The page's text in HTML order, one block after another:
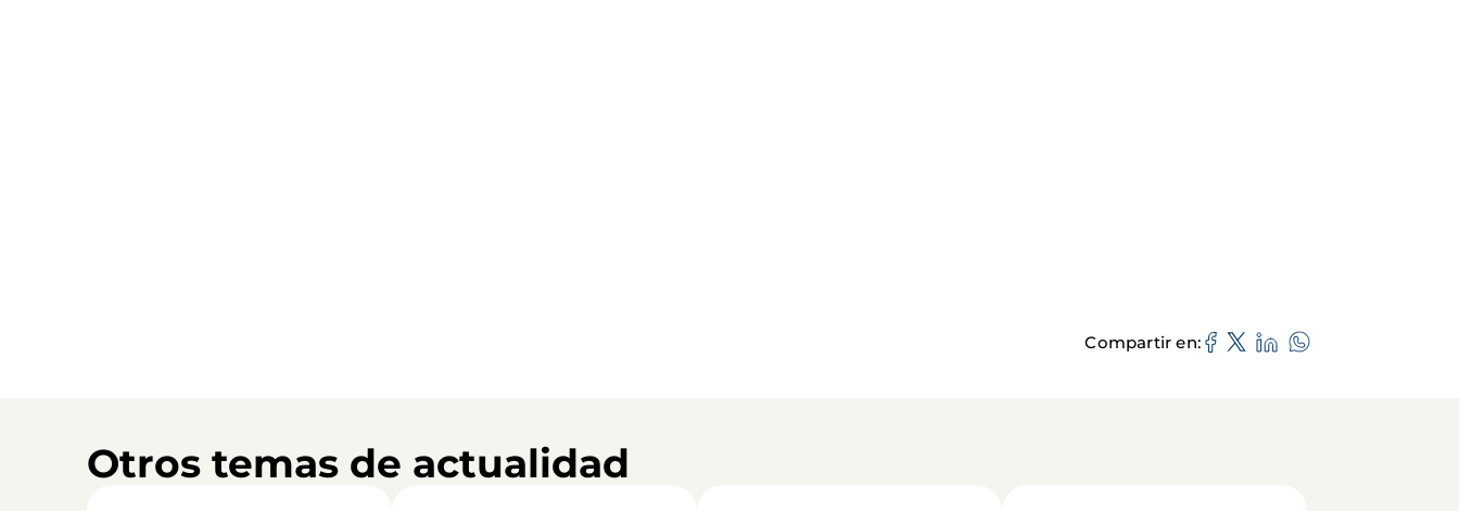
Compartir en
Otros temas de actualidad